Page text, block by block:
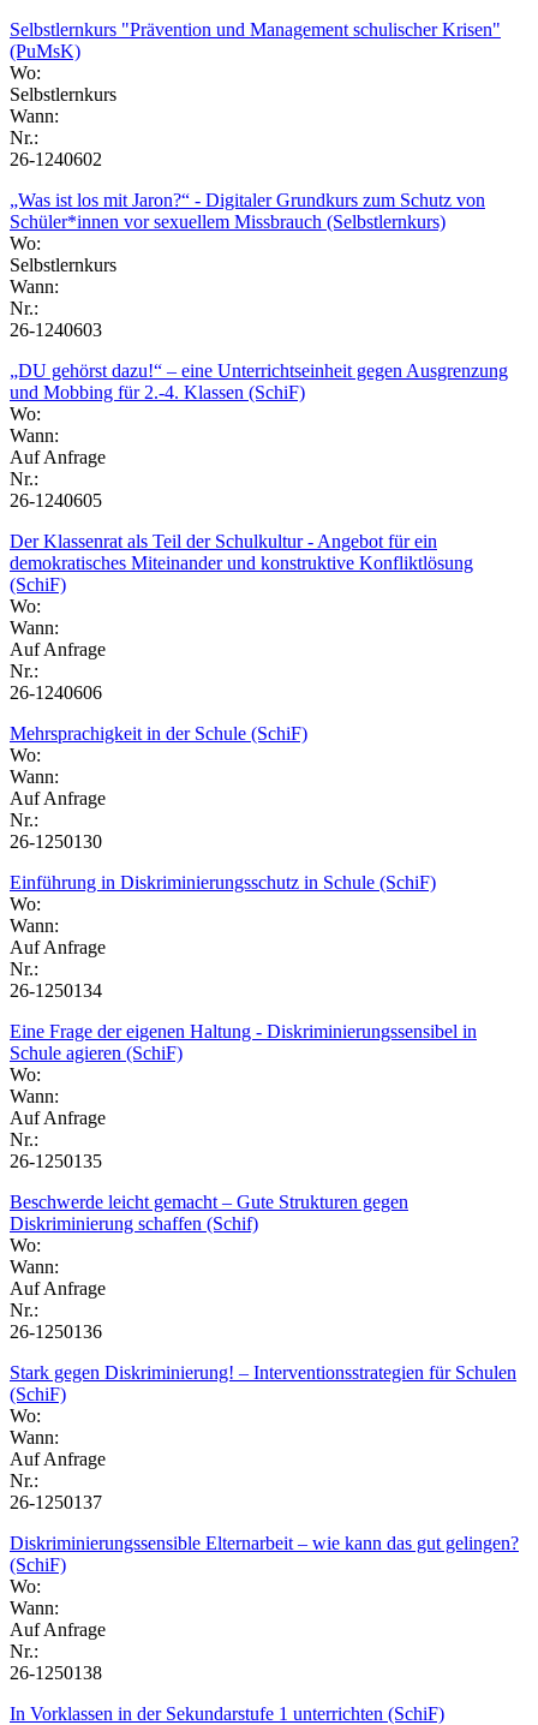
Selbstlernkurs "Prävention und Management schulischer Krisen"
(PuMsK)
Wo:
Selbstlernkurs
Wann:
Nr.:
26-1240602
„Was ist los mit Jaron?“ - Digitaler Grundkurs zum Schutz von
Schüler*innen vor sexuellem Missbrauch (Selbstlernkurs)
Wo:
Selbstlernkurs
Wann:
Nr.:
26-1240603
„DU gehörst dazu!“ – eine Unterrichtseinheit gegen Ausgrenzung
und Mobbing für 2.-4. Klassen (SchiF)
Wo:
Wann:
Auf Anfrage
Nr.:
26-1240605
Der Klassenrat als Teil der Schulkultur - Angebot für ein
demokratisches Miteinander und konstruktive Konfliktlösung
(SchiF)
Wo:
Wann:
Auf Anfrage
Nr.:
26-1240606
Mehrsprachigkeit in der Schule (SchiF)
Wo:
Wann:
Auf Anfrage
Nr.:
26-1250130
Einführung in Diskriminierungsschutz in Schule (SchiF)
Wo:
Wann:
Auf Anfrage
Nr.:
26-1250134
Eine Frage der eigenen Haltung - Diskriminierungssensibel in
Schule agieren (SchiF)
Wo:
Wann:
Auf Anfrage
Nr.:
26-1250135
Beschwerde leicht gemacht – Gute Strukturen gegen
Diskriminierung schaffen (Schif)
Wo:
Wann:
Auf Anfrage
Nr.:
26-1250136
Stark gegen Diskriminierung! – Interventionsstrategien für Schulen
(SchiF)
Wo:
Wann:
Auf Anfrage
Nr.:
26-1250137
Diskriminierungssensible Elternarbeit – wie kann das gut gelingen?
(SchiF)
Wo:
Wann:
Auf Anfrage
Nr.:
26-1250138
In Vorklassen in der Sekundarstufe 1 unterrichten (SchiF)